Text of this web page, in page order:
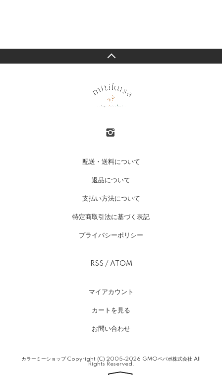
配送・送料について
返品について
支払い方法について
特定商取引法に基づく表記
プライバシーポリシー
RSS / ATOM
マイアカウント
カートを見る
お問い合わせ
カラーミーショップCopyright (C) 2005-2026 GMOペパボ株式会社 All
Rights Reserved.